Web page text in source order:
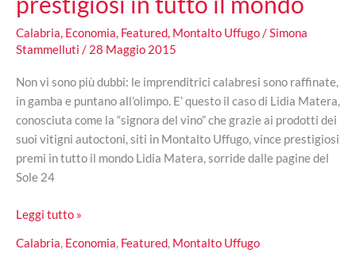
Calabria, Economia, Featured, Montalto Uffugo/Simona
Stammelluti / 28 Maggio 2015
Non vi sono più dubbi: le imprenditrici calabresi sono raffinate,
in gamba e puntano all’olimpo. E’ questo il caso di Lidia Matera,
conosciuta come la “signora del vino” che grazie ai prodotti dei
suoi vitigni autoctoni, siti in Montalto Uffugo, vince prestigiosi
premi in tutto il mondo Lidia Matera, sorride dalle pagine del
Sole 24
Lidia
la
Leggi tutto »
Calabria, Economia, Featured, Montalto Uffugo